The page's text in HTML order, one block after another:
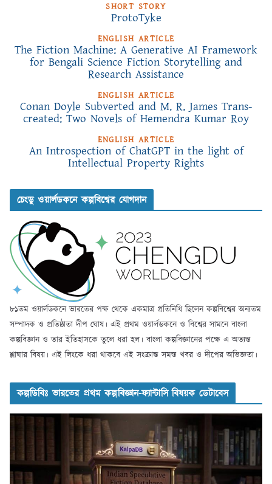
SHORT STORY
ProtoTyke
ENGLISH ARTICLE
The Fiction Machine: A Generative AI Framework
for Bengali Science Fiction Storytelling and
Research Assistance
ENGLISH ARTICLE
Conan Doyle Subverted and M. R. James Trans-
created: Two Novels of Hemendra Kumar Roy
ENGLISH ARTICLE
An Introspection of ChatGPT in the light of
Intellectual Property Rights
চেংডু ওয়ার্লডকনে কল্পবিশ্বের যোগদান
৮১তম ওয়ার্লডকনে ভারতের পক্ষ থেকে একমাত্র প্রতিনিধি ছিলেন কল্পবিশ্বের অন্যতম
সম্পাদক ও প্রতিষ্ঠাতা দীপ ঘোষ। এই প্রথম ওয়ার্লডকনে ও বিশ্বের সামনে বাংলা
কল্পবিজ্ঞান ও তার ইতিহাসকে তুলে ধরা হল। বাংলা কল্পবিজ্ঞানের পক্ষে এ অত্যন্ত
শ্লাঘার বিষয়। এই লিংকে ধরা থাকবে এই সংক্রান্ত সমস্ত খবর ও দীপের অভিজ্ঞতা।
কল্পডিবিঃ ভারতের প্রথম কল্পবিজ্ঞান-ফ্যান্টাসি বিষয়ক ডেটাবেস